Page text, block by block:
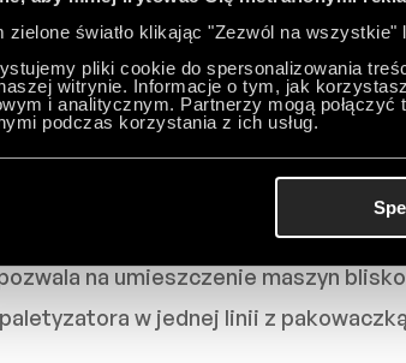
zielone światło klikając "Zezwól na
pliki cookie do spersonalizowania
witrynie. Informacje o tym, jak
i analitycznym. Partnerzy mogą
podczas korzystania z ich usług.
absorbują tolerancje wymiarowe
na palecie. W rezultacie
a stabilność palety wzrasta.
karton zostanie umieszczony na
urządzeń odpowiedzialnych za jego
a także kontrolę jego wymiarów.
na umieszczenie maszyn
w jednej linii z